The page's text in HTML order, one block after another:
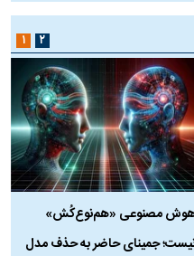
مصنوعی «هم‌نوع‌کُش»
جمینای حاضر به حذف مدل
۱ ۲